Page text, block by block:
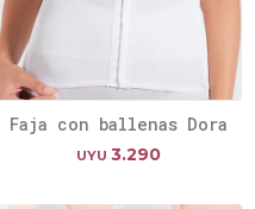
Faja con ballenas Dora
UYU 3.290